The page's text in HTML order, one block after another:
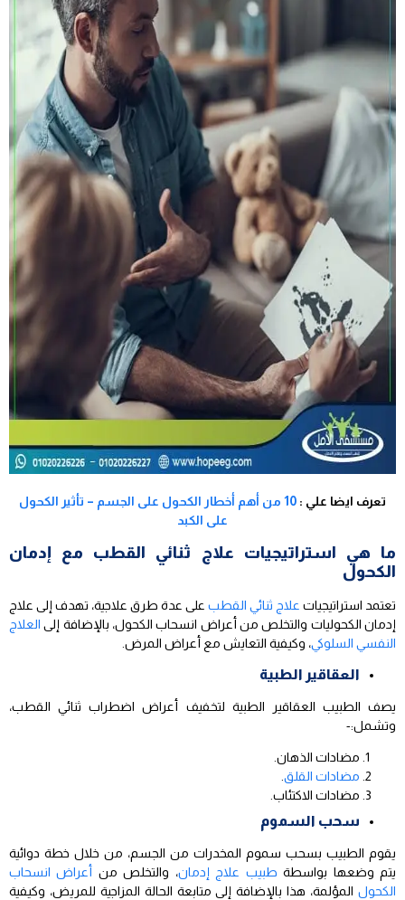
تعرف ايضا علي :
10 من أهم أخطار الكحول على الجسم – تأثير الكحول
على الكبد
ما هي استراتيجيات علاج ثنائي القطب مع إدمان
الكحول
تعتمد استراتيجيات علاج ثنائي القطب على عدة طرق علاجية، تهدف إلى علاج
إدمان الكحوليات والتخلص من أعراض انسحاب الكحول، بالإضافة إلى العلاج
النفسي السلوكي، وكيفية التعايش مع أعراض المرض.
العقاقير الطبية
يصف الطبيب العقاقير الطبية لتخفيف أعراض اضطراب ثنائي القطب،
وتشمل:-
مضادات الذهان.
مضادات القلق.
مضادات الاكتئاب.
سحب السموم
يقوم الطبيب بسحب سموم المخدرات من الجسم، من خلال خطة دوائية
يتم وضعها بواسطة طبيب علاج إدمان، والتخلص من أعراض انسحاب
الكحول المؤلمة، هذا بالإضافة إلى متابعة الحالة المزاجية للمريض، وكيفية